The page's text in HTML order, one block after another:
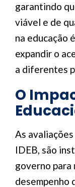
garantindo
viável e de
na educação
expandir o
a diferentes
O
As
IDEB, são
governo para
desempenho